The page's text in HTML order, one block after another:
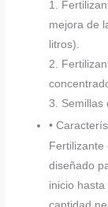
1.
mejora de
litros).
2.
3. Semillas
•
diseñado
inicio